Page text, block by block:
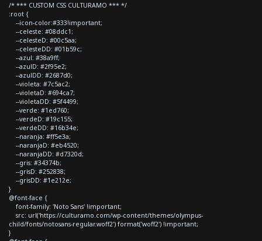
/* *** CUSTOM CSS CULTURAMO *** */
:root {
--icon-color:#333!important;
--celeste: #08ddc1;
--celesteD: #00c5aa;
--celesteDD: #01b59c;
--azul: #38a9ff;
--azulD: #2f95e2;
--azulDD: #2687d0;
--violeta: #7c5ac2;
--violetaD: #694ca7;
--violetaDD: #5f4499;
--verde: #1ed760;
--verdeD: #19c155;
--verdeDD: #16b34e;
--naranja: #ff5e3a;
--naranjaD: #eb4520;
--naranjaDD: #d7320d;
--gris: #34374b;
--grisD: #252838;
--grisDD: #1e212e;
}
@font-face {
font-family: 'Noto Sans' !important;
src: url('https://culturamo.com/wp-content/themes/olympus-
child/fonts/notosans-regular.woff2') format('woff2') !important;
}